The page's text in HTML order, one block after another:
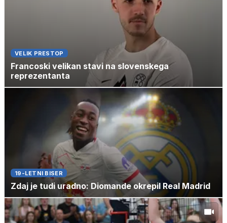
VELIK PRESTOP
Francoski velikan stavi na slovenskega
reprezentanta
19-LETNI BISER
Zdaj je tudi uradno: Diomande okrepil Real Madrid